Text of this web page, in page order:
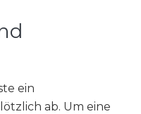
ein
ab. Um eine